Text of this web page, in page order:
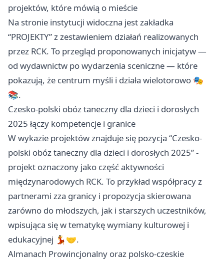
projektów, które mówią o mieście
Na stronie instytucji widoczna jest zakładka
“PROJEKTY” z zestawieniem działań realizowanych
przez RCK. To przegląd proponowanych inicjatyw —
od wydawnictw po wydarzenia sceniczne — które
pokazują, że centrum myśli i działa wielotorowo 🎭
📚.
Czesko-polski obóz taneczny dla dzieci i dorosłych
2025 łączy kompetencje i granice
W wykazie projektów znajduje się pozycja “Czesko-
polski obóz taneczny dla dzieci i dorosłych 2025” -
projekt oznaczony jako część aktywności
międzynarodowych RCK. To przykład współpracy z
partnerami zza granicy i propozycja skierowana
zarówno do młodszych, jak i starszych uczestników,
wpisująca się w tematykę wymiany kulturowej i
edukacyjnej 💃🤝.
Almanach Prowincjonalny oraz polsko-czeskie